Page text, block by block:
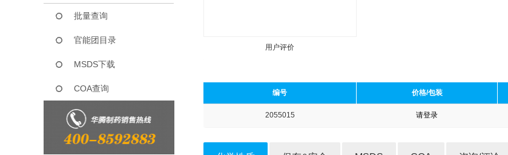
批量查询
官能团目录
MSDS下载
COA查询
用户评价
编号 价格/包装
2055015 请登录